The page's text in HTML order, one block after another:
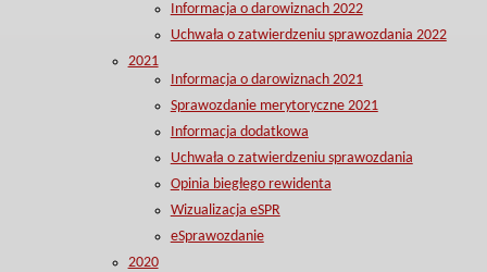
Informacja o darowiznach 2022
Uchwała o zatwierdzeniu sprawozdania 2022
2021
Informacja o darowiznach 2021
Sprawozdanie merytoryczne 2021
Informacja dodatkowa
Uchwała o zatwierdzeniu sprawozdania
Opinia biegłego rewidenta
Wizualizacja eSPR
eSprawozdanie
2020